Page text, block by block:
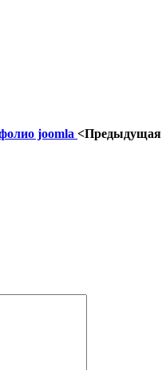
joomla <Предыдущая